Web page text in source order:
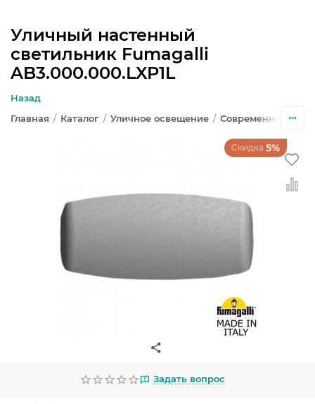
Уличный настенный
светильник Fumagalli
AB3.000.000.LXP1L
Назад
Главная / Каталог / Уличное освещение / Современный
Скидка 5%
Задать вопрос
ЛЮСТРЫ
БРА И ПОДСВЕТКА
СВЕТИЛЬНИКИ КАК В ИКЕА
ТРЕКОВЫЕ СИСТЕМЫ
ОФИСНОЕ ОСВЕЩЕНИЕ
СВЕТОДИОДНАЯ ПОДСВЕТКА